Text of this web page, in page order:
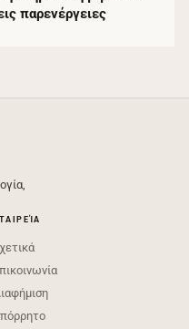
παρενέργειες